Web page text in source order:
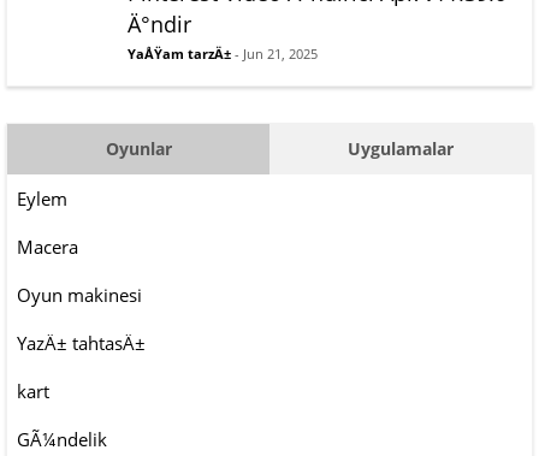
Ä°ndir
YaÅŸam tarzÄ± - Jun 21, 2025
Oyunlar Uygulamalar
Eylem
Macera
Oyun makinesi
YazÄ± tahtasÄ±
kart
GÃ¼ndelik